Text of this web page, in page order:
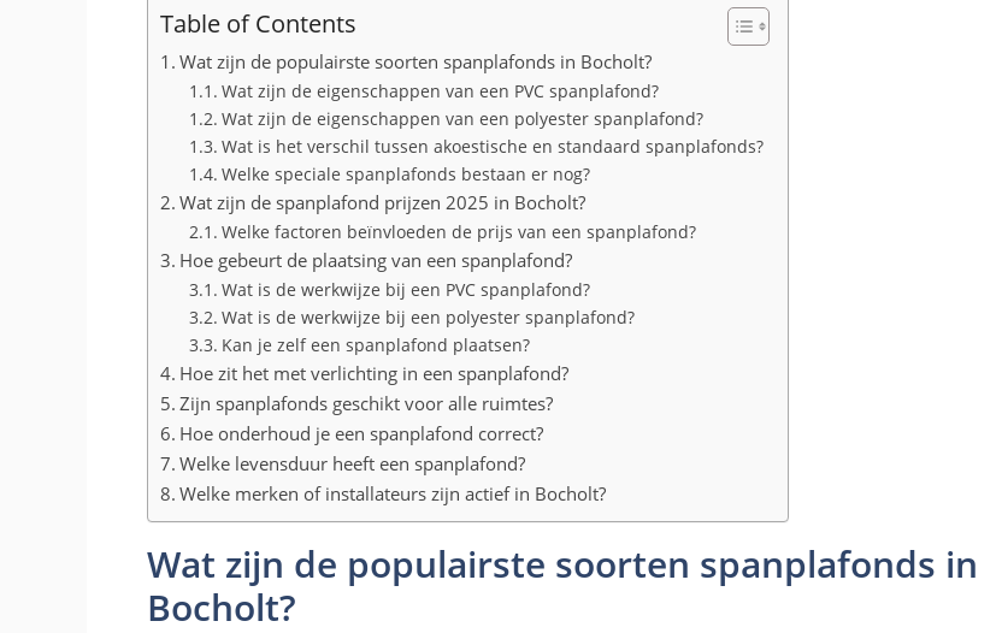
Table of Contents
Wat zijn de populairste soorten spanplafonds in Bocholt?
Wat zijn de eigenschappen van een PVC spanplafond?
Wat zijn de eigenschappen van een polyester spanplafond?
Wat is het verschil tussen akoestische en standaard spanplafonds?
Welke speciale spanplafonds bestaan er nog?
Wat zijn de spanplafond prijzen 2025 in Bocholt?
Welke factoren beïnvloeden de prijs van een spanplafond?
Hoe gebeurt de plaatsing van een spanplafond?
Wat is de werkwijze bij een PVC spanplafond?
Wat is de werkwijze bij een polyester spanplafond?
Kan je zelf een spanplafond plaatsen?
Hoe zit het met verlichting in een spanplafond?
Zijn spanplafonds geschikt voor alle ruimtes?
Hoe onderhoud je een spanplafond correct?
Welke levensduur heeft een spanplafond?
Welke merken of installateurs zijn actief in Bocholt?
Wat zijn de populairste soorten spanplafonds in
Bocholt?